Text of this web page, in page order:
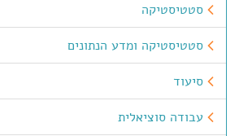
סטטיסטיקה
סטטיסטיקה ומדע הנתונים
סיעוד
עבודה סוציאלית